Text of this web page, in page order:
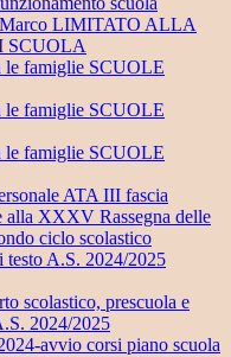
LIMITATO ALLA
SCUOLA
le famiglie SCUOLE
le famiglie SCUOLE
le famiglie SCUOLE
ATA III fascia
alla XXXV Rassegna delle
ciclo scolastico
A.S. 2024/2025
scolastico, prescuola e
2024/2025
avvio corsi piano scuola